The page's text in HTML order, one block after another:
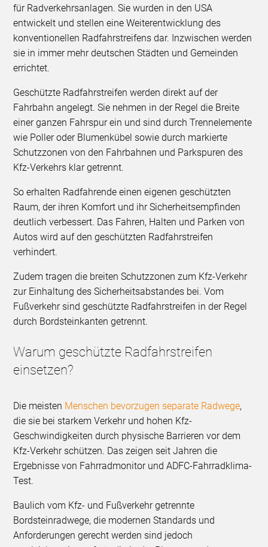
für Radverkehrsanlagen. Sie wurden in den USA
entwickelt und stellen eine Weiterentwicklung des
konventionellen Radfahrstreifens dar. Inzwischen werden
sie in immer mehr deutschen Städten und Gemeinden
errichtet.
Geschützte Radfahrstreifen werden direkt auf der
Fahrbahn angelegt. Sie nehmen in der Regel die Breite
einer ganzen Fahrspur ein und sind durch Trennelemente
wie Poller oder Blumenkübel sowie durch markierte
Schutzzonen von den Fahrbahnen und Parkspuren des
Kfz-Verkehrs klar getrennt.
So erhalten Radfahrende einen eigenen geschützten
Raum, der ihren Komfort und ihr Sicherheitsempfinden
deutlich verbessert. Das Fahren, Halten und Parken von
Autos wird auf den geschützten Radfahrstreifen
verhindert.
Zudem tragen die breiten Schutzzonen zum Kfz-Verkehr
zur Einhaltung des Sicherheitsabstandes bei. Vom
Fußverkehr sind geschützte Radfahrstreifen in der Regel
durch Bordsteinkanten getrennt.
Warum geschützte Radfahrstreifen
einsetzen?
Die meisten Menschen bevorzugen separate Radwege,
die sie bei starkem Verkehr und hohen Kfz-
Geschwindigkeiten durch physische Barrieren vor dem
Kfz-Verkehr schützen. Das zeigen seit Jahren die
Ergebnisse von Fahrradmonitor und ADFC-Fahrradklima-
Test.
Baulich vom Kfz- und Fußverkehr getrennte
Bordsteinradwege, die modernen Standards und
Anforderungen gerecht werden sind jedoch